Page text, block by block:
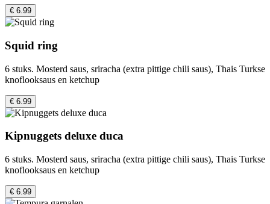
€ 6.99
Squid ring
6 stuks. Mosterd saus, sriracha (extra pittige chili saus), Thais Turkse
knoflooksaus en ketchup
€ 6.99
Kipnuggets deluxe duca
6 stuks. Mosterd saus, sriracha (extra pittige chili saus), Thais Turkse
knoflooksaus en ketchup
€ 6.99